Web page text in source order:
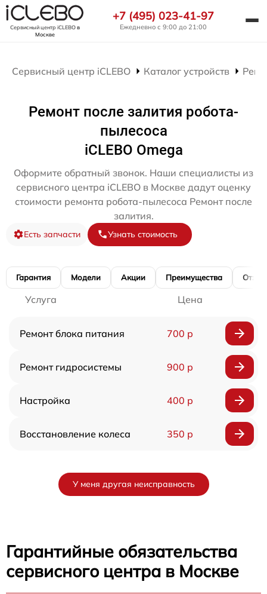
Сервисный центр iCLEBOв
Москве
+7 (495) 023-41-97
Ежедневно с 9:00 до 21:00
Сервисный центр iCLEBO Каталог устройств
Ремонт после залития робота-
пылесоса
iCLEBO Omega
Оформите обратный звонок. Наши специалисты из
сервисного центра iCLEBO в Москве дадут оценку
стоимости ремонта робота-пылесоса Ремонт после
залития.
Есть запчасти Узнать стоимость
Гарантия Модели Акции Преимущества
Услуга Цена
Ремонт блока питания 700 р
Ремонт гидросистемы 900 р
Настройка 400 р
Восстановление колеса 350 р
У меня другая неисправность
Гарантийные обязательства
сервисного центра в Москве